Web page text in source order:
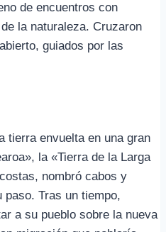
de encuentros con
la naturaleza. Cruzaron
guiados por las
tierra envuelta en una gran
la «Tierra de la Larga
nombró cabos y
Tras un tiempo,
a su pueblo sobre la nueva